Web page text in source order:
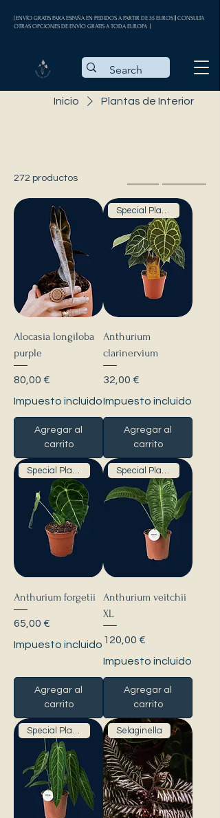
| ENVÍO GRATIS PARA ESPAÑA EN PEDIDOS A PARTIR DE 35 EUROS || CONSULTA
OTRAS OPCIONES DE ENVÍO GRATIS A TODA EUROPA |
Inicio Plantas de Interior
272 productos
Alocasia longiloba
purple
Precio
80,00 €
Impuesto incluido
Agregar al
carrito
Anthurium
clarinervium
Precio
32,00 €
Impuesto incluido
Agregar al
carrito
Anthurium forgetii
Precio
65,00 €
Impuesto incluido
Agregar al
carrito
Anthurium veitchii
XL
Precio
120,00 €
Impuesto incluido
Agregar al
carrito
Special Plants Selaginella